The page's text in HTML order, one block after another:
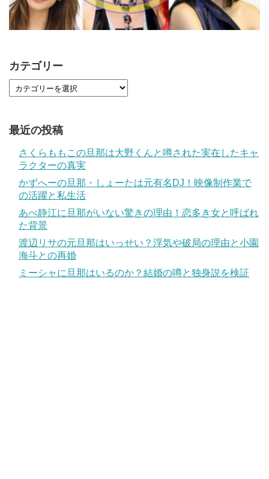
カテゴリー
最近の投稿
さくらももこの旦那は大野くんと噂された実在したキャ
ラクターの真実
かずへーの旦那・しょーたは元有名DJ！映像制作業で
の活躍と私生活
あべ静江に旦那がいない驚きの理由！恋多き女と呼ばれ
た背景
渡辺リサの元旦那はいっせい？浮気や破局の理由と小園
海斗との再婚
ミーシャに旦那はいるのか？結婚の噂と独身説を検証